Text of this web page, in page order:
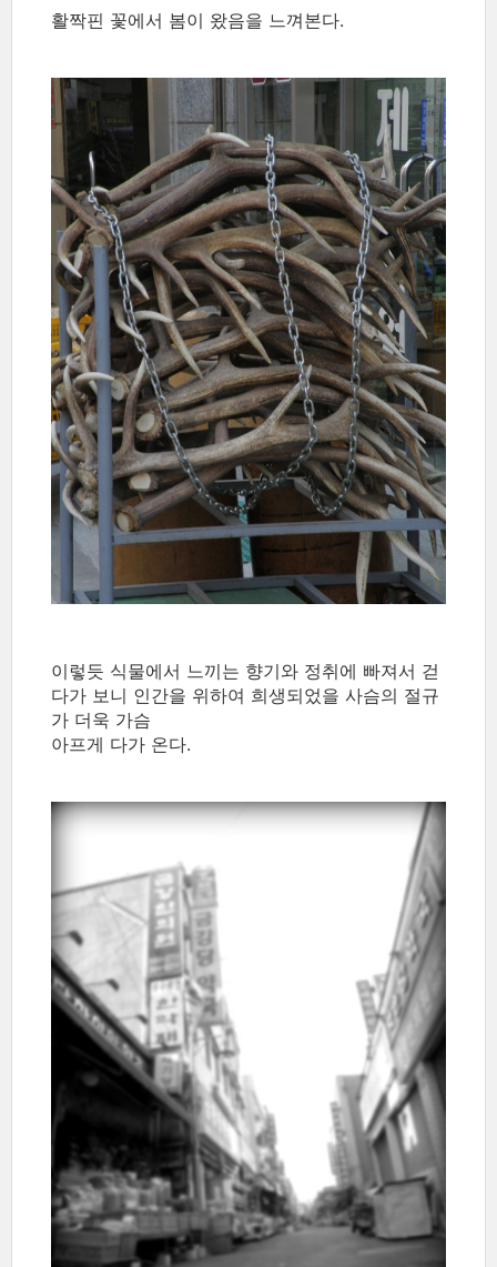
활짝핀 꽃에서 봄이 왔음을 느껴본다.
이렇듯 식물에서 느끼는 향기와 정취에 빠져서 걷
다가 보니 인간을 위하여 희생되었을 사슴의 절규
가 더욱 가슴
아프게 다가 온다.